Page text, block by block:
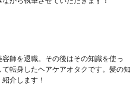
師を退職。その後はその知識を使っ
転身したヘアケアオタクです。髪の知
介します！